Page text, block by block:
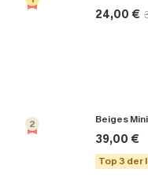
24,00 €
2
39,00 €
Top 3 der